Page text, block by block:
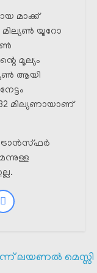
മാക്ക്
മില്യൺ യൂറോ
മൂല്യം
ആയി
32 മില്യണായാണ്
ലയണൽ മെസ്സി